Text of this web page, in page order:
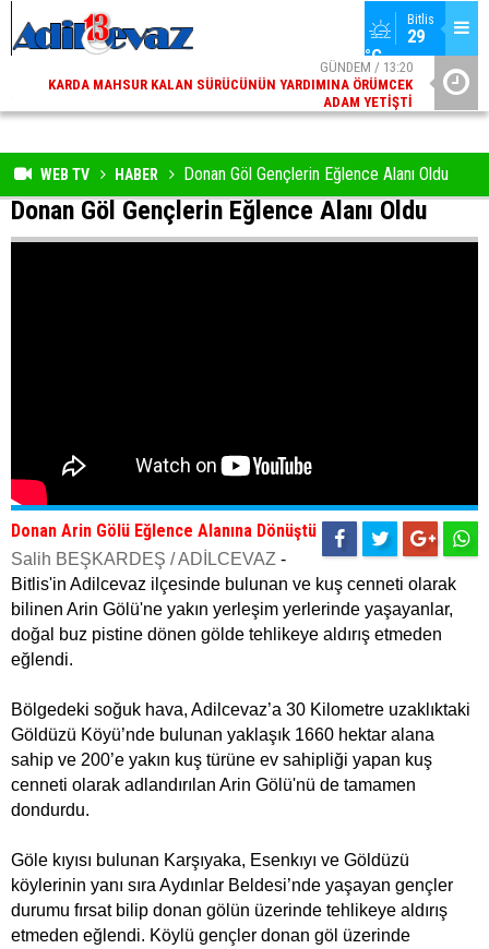
Bitlis
29
°C
GÜNDEM / 13:20
KARDA MAHSUR KALAN SÜRÜCÜNÜN YARDIMINA ÖRÜMCEK
ADAM YETIŞTI
WEB TV HABER Donan Göl Gençlerin Eğlence Alanı Oldu
Donan Göl Gençlerin Eğlence Alanı Oldu
Donan Arin Gölü Eğlence Alanına Dönüştü
Salih BEŞKARDEŞ / ADİLCEVAZ -
Bitlis'in Adilcevaz ilçesinde bulunan ve kuş cenneti olarak
bilinen Arin Gölü'ne yakın yerleşim yerlerinde yaşayanlar,
doğal buz pistine dönen gölde tehlikeye aldırış etmeden
eğlendi.
Bölgedeki soğuk hava, Adilcevaz’a 30 Kilometre uzaklıktaki
Göldüzü Köyü’nde bulunan yaklaşık 1660 hektar alana
sahip ve 200’e yakın kuş türüne ev sahipliği yapan kuş
cenneti olarak adlandırılan Arin Gölü'nü de tamamen
dondurdu.
Göle kıyısı bulunan Karşıyaka, Esenkıyı ve Göldüzü
köylerinin yanı sıra Aydınlar Beldesi’nde yaşayan gençler
durumu fırsat bilip donan gölün üzerinde tehlikeye aldırış
etmeden eğlendi. Köylü gençler donan göl üzerinde